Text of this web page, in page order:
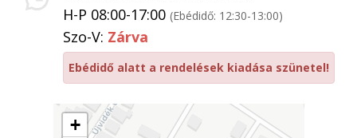
+
H-P 08:00-17:00 (Ebédidő: 12:30-13:00)
Szo-V: Zárva
Ebédidő alatt a rendelések kiadása szünetel!